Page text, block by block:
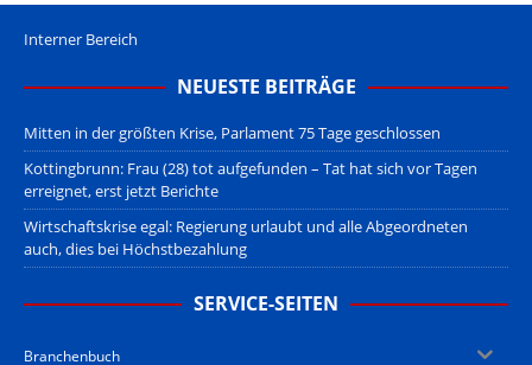
Interner Bereich
NEUESTE BEITRÄGE
Mitten in der größten Krise, Parlament 75 Tage geschlossen
Kottingbrunn: Frau (28) tot aufgefunden – Tat hat sich vor Tagen
erreignet, erst jetzt Berichte
Wirtschaftskrise egal: Regierung urlaubt und alle Abgeordneten
auch, dies bei Höchstbezahlung
SERVICE-SEITEN
Branchenbuch